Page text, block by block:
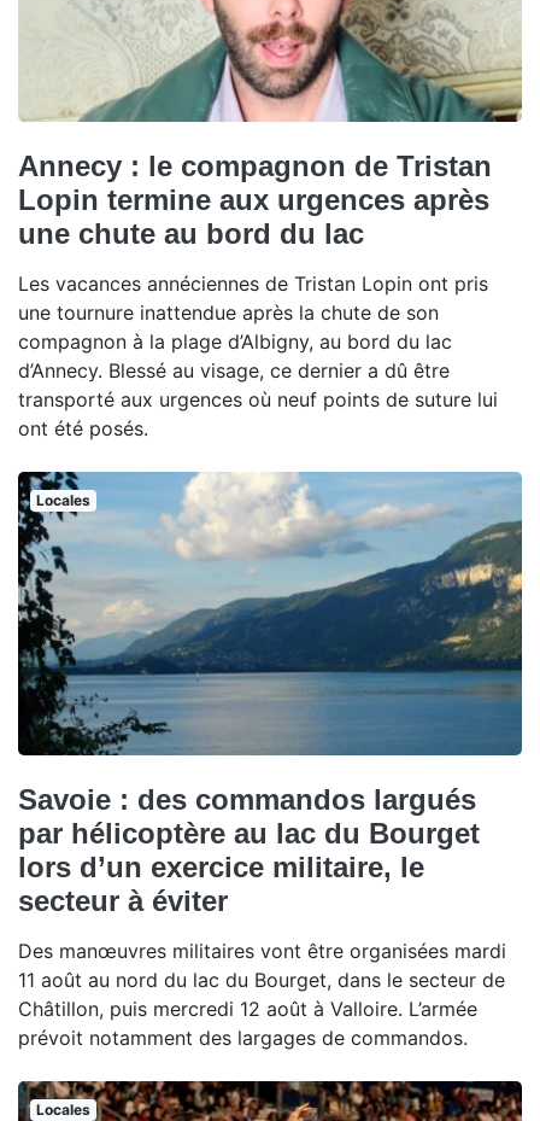
Annecy : le compagnon de Tristan
Lopin termine aux urgences après
une chute au bord du lac
Les vacances annéciennes de Tristan Lopin ont pris
une tournure inattendue après la chute de son
compagnon à la plage d’Albigny, au bord du lac
d’Annecy. Blessé au visage, ce dernier a dû être
transporté aux urgences où neuf points de suture lui
ont été posés.
Locales
Savoie : des commandos largués
par hélicoptère au lac du Bourget
lors d’un exercice militaire, le
secteur à éviter
Des manœuvres militaires vont être organisées mardi
11 août au nord du lac du Bourget, dans le secteur de
Châtillon, puis mercredi 12 août à Valloire. L’armée
prévoit notamment des largages de commandos.
Locales